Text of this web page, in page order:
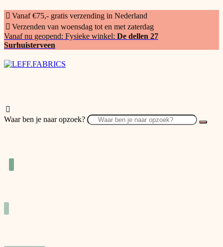
Vanaf €75,- gratis verzending in Nederland
Verzenden van woensdag tot en met zaterdag
Vanaf nu geopend: Fysieke winkel: De dellen 27
Surhuisterveen
Waar ben je naar opzoek?